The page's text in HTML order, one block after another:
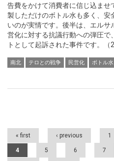
告費をかけて消費者に信じ込ま
製しただけのボトル水も多く、安
いのが実情です。後半は、エル
営化に対する抗議行動への弾圧で
トとして起訴された事件です。（
南北 テロとの戦争 民営化 ボトル水
Pages
« first ‹ previous 1
4 5 6 7